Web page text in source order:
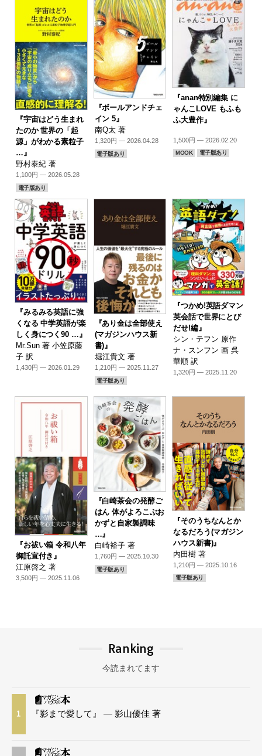
『宇宙はどう生まれ
たのか 世界の「起
源」がわかる素粒子
…』
野村泰紀 著
1,100円 — 2026.05.28
電子版あり
『ボールアンドチェ
イン 5』
南Q太 著
1,320円 — 2026.04.28
電子版あり
『anan特別編集 に
ゃんこLOVE もふも
ふ大豊作』
1,500円 — 2026.02.20
MOOK 電子版あり
『みるみる英語に強
くなる 中学英語が楽
しく身につく90 …』
Mr.Sun 著 小笠原藤
子 訳
1,430円 — 2026.01.29
『あり金は全部使え
(マガジンハウス新
書)』
堀江貴文 著
1,210円 — 2025.11.27
電子版あり
『つかめ!英語ダマン
英会話で世界にとび
だせ!編』
シン・テフン 原作
ナ・スンフン 画 呉
華順 訳
1,320円 — 2025.11.20
『お祓い箱 令和八年
御託宣付き』
江原啓之 著
3,500円 — 2025.11.06
『白崎茶会の発酵ご
はん 体がよろこぶお
かずと自家製調味
…』
白崎裕子 著
1,760円 — 2025.10.30
電子版あり
『そのうちなんとか
なるだろう(マガジン
ハウス新書)』
内田樹 著
1,210円 — 2025.10.16
電子版あり
Ranking
今読まれてます
1 『影まで愛して』 — 影山優佳 著